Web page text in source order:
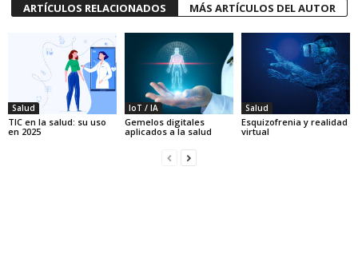
ARTÍCULOS RELACIONADOS MÁS ARTÍCULOS DEL AUTOR
Salud
TIC en la salud: su uso
en 2025
IoT / IA
Gemelos digitales
aplicados a la salud
Salud
Esquizofrenia y realidad
virtual